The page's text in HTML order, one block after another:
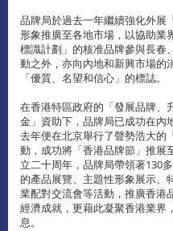
品牌局於過去一年繼續強化外展
形象推廣至各地市場，以協助業
標識計劃」的核准品牌參與長春
動之外，亦向內地和新興市場的
「優質、名望和信心」的標誌。
在香港特區政府的「發展品牌、
金」資助下，品牌局已成功在內
去年便在北京舉行了聲勢浩大的
動，成功將「香港品牌節」推展
立二十周年，品牌局帶領著130
的產品展覽、主題性形象展示、
業配對交流會等活動，推廣香港
經濟成就，更藉此凝聚香港業界
息。